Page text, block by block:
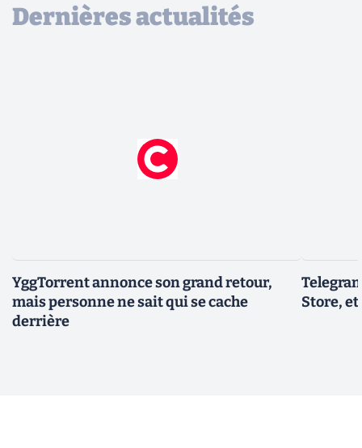
Dernières actualités
YggTorrent annonce son grand retour,
mais personne ne sait qui se cache
derrière
Store,